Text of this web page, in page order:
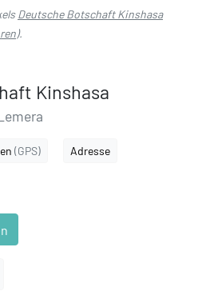
Deutsche Botschaft Kinshasa
).
Kinshasa
(GPS) Adresse